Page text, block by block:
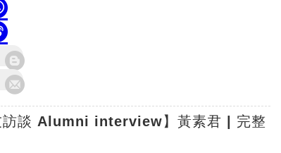
訪談 Alumni interview】黃素君 | 完整